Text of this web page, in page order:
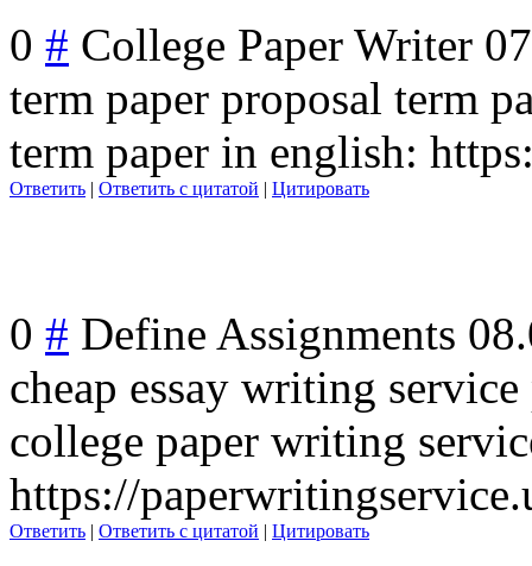
0 # College Paper Writer
term paper proposal term
term paper in english:
Ответить | Ответить с цитатой | Цитировать
0 # Define Assignments
cheap essay writing
college paper writing
https://
Ответить | Ответить с цитатой | Цитировать